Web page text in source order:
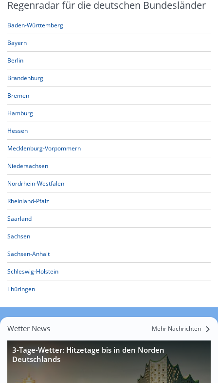
Regenradar für die deutschen Bundesländer
Baden-Württemberg
Bayern
Berlin
Brandenburg
Bremen
Hamburg
Hessen
Mecklenburg-Vorpommern
Niedersachsen
Nordrhein-Westfalen
Rheinland-Pfalz
Saarland
Sachsen
Sachsen-Anhalt
Schleswig-Holstein
Thüringen
Wetter News Mehr Nachrichten
3-Tage-Wetter: Hitzetage bis in den Norden
Deutschlands